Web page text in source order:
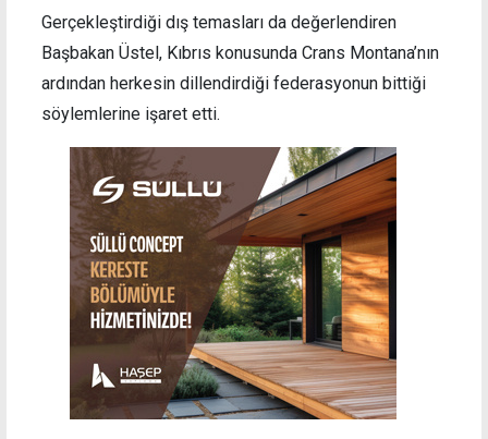
Gerçekleştirdiği dış temasları da değerlendiren
Başbakan Üstel, Kıbrıs konusunda Crans Montana’nın
ardından herkesin dillendirdiği federasyonun bittiği
söylemlerine işaret etti.